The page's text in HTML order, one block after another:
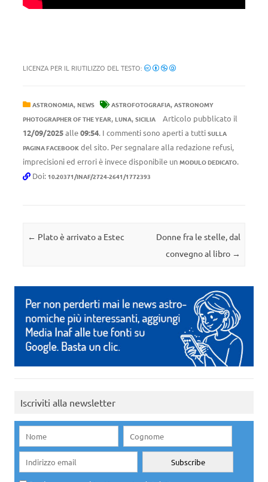
LICENZA PER IL RIUTILIZZO DEL TESTO:
ASTRONOMIA, NEWS ASTROFOTOGRAFIA, ASTRONOMY
PHOTOGRAPHER OF THE YEAR, LUNA, SICILIA
Articolo pubblicato il
12/09/2025alle09:54. I commenti sono aperti a tutti SULLA
PAGINA FACEBOOK del sito. Per segnalare alla redazione refusi,
imprecisioni ed errori è invece disponibile un MODULO DEDICATO.
Doi: 10.20371/INAF/2724-2641/1772393
Navigazione articolo
← Plato è arrivato a Estec
Donne fra le stelle, dal
convegno al libro →
Iscriviti alla newsletter